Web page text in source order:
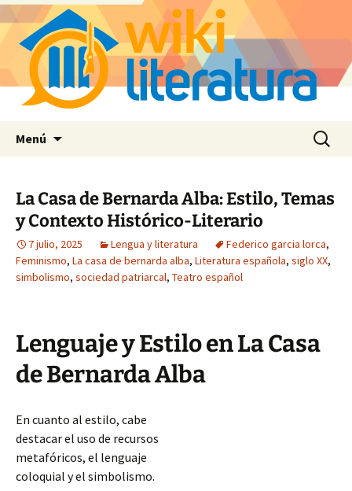
Menú Buscar:
La Casa de Bernarda Alba: Estilo, Temas
y Contexto Histórico-Literario
7 julio, 2025 Lengua y literatura Federico garcia lorca,
Feminismo, La casa de bernarda alba, Literatura española, siglo XX,
simbolismo, sociedad patriarcal, Teatro español
Lenguaje y Estilo en La Casa
de Bernarda Alba
En cuanto al estilo, cabe
destacar el uso de recursos
metafóricos, el lenguaje
coloquial y el simbolismo.